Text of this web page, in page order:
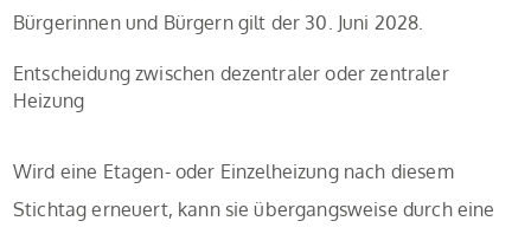
Bürgerinnen und Bürgern gilt der 30. Juni 2028.
Entscheidung zwischen dezentraler oder zentraler
Heizung
Wird eine Etagen- oder Einzelheizung nach diesem
Stichtag erneuert, kann sie übergangsweise durch eine